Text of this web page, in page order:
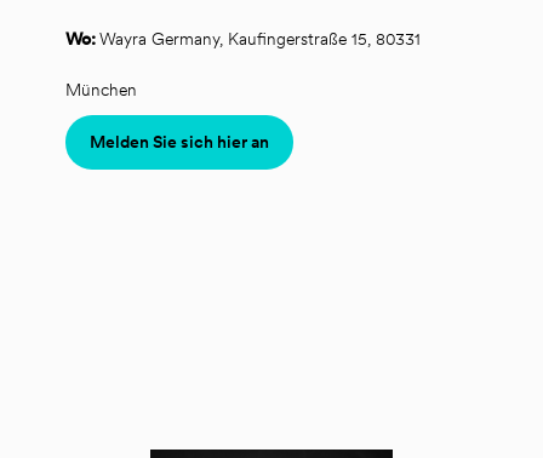
Wo: Wayra Germany, Kaufingerstraße 15, 80331
München
Melden Sie sich hier an